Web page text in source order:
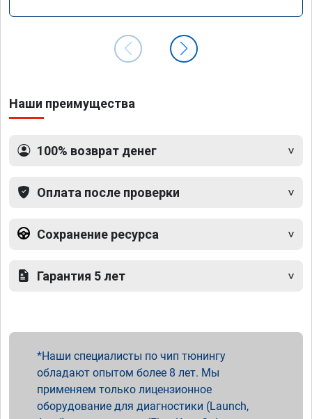
Наши преимущества
100% возврат денег
Оплата после проверки
Сохранение ресурса
Гарантия 5 лет
Наши специалисты по чип тюнингу
обладают опытом более 8 лет. Мы
применяем только лицензионное
оборудование для диагностики (Launch,